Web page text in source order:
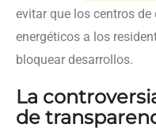
evitar que los centros
energéticos a los
bloquear desarrollos.
La
de